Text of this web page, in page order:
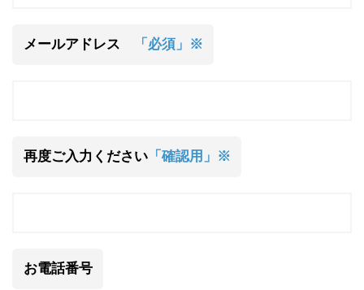
メールアドレス 「必須」※
再度ご入力ください「確認用」※
お電話番号